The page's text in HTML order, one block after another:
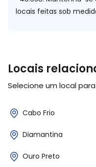
locais feitas sob
Locais
Selecione um local
Cabo Frio
Diamantina
Ouro Preto